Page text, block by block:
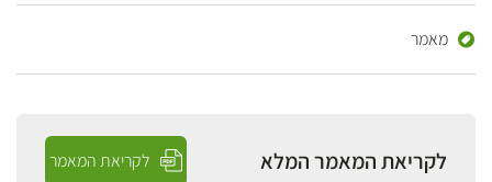
מאמר
לקריאת המאמר המלא לקריאת המאמר